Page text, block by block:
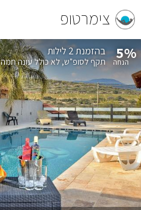
צימרטופ
5% בהזמנת 2 לילות
תקף לסופ"ש לא כולל עונה חמה